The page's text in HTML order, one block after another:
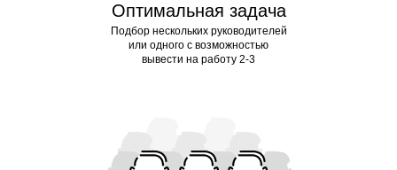
Оптимальная задача
Подбор нескольких руководителей
или одного с возможностью
вывести на работу 2-3